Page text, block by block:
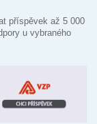
příspěvek až 5 000
u vybraného